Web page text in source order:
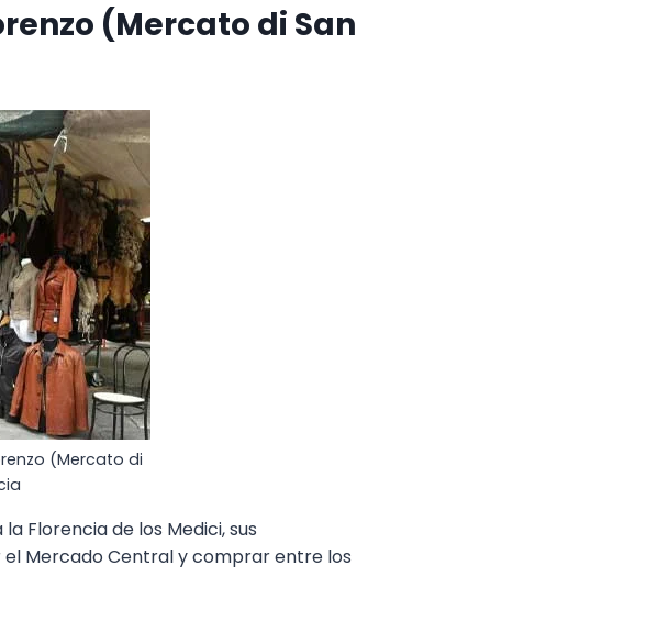
(Mercato di San
(Mercato di
Florencia de los Medici, sus
Mercado Central y comprar entre los